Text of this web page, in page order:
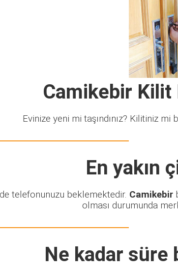
Camikebir Kilit
Evinize yeni mi taşındınız? Kilitiniz
En yakın
telefonunuzu beklemektedir. Camikebir
olması durumunda
Ne kadar süre